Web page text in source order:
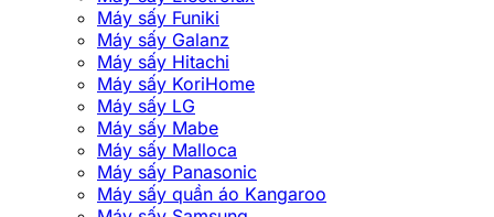
Máy sấy Funiki
Máy sấy Galanz
Máy sấy Hitachi
Máy sấy KoriHome
Máy sấy LG
Máy sấy Mabe
Máy sấy Malloca
Máy sấy Panasonic
Máy sấy quần áo Kangaroo